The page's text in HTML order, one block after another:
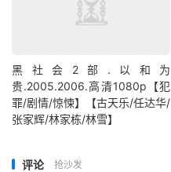
黑社会2部.以和为
贵.2005.2006.高清1080p【犯
罪/剧情/惊悚】【古天乐/任达华/
张家辉/林家栋/林雪】
评论 抢沙发